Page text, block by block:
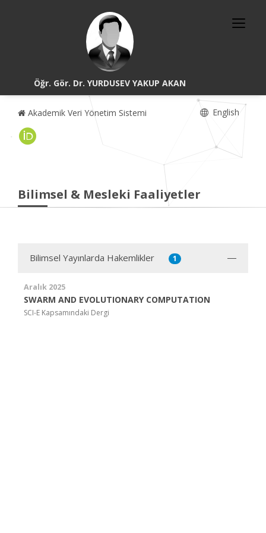
Öğr. Gör. Dr. YURDUSEV YAKUP AKAN
Akademik Veri Yönetim Sistemi English
Bilimsel & Mesleki Faaliyetler
Bilimsel Yayınlarda Hakemlikler 1
Aralık 2025
SWARM AND EVOLUTIONARY COMPUTATION
SCI-E Kapsamındaki Dergi